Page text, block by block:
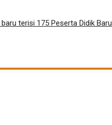
terisi 175 Peserta Didik Baru